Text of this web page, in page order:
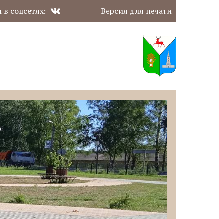
соцсетях: Версия для печати